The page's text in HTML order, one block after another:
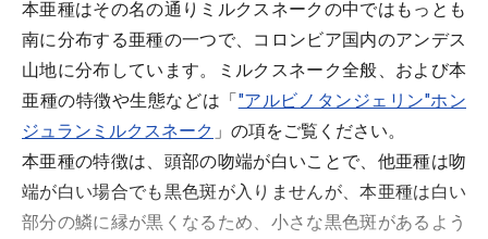
本亜種はその名の通りミルクスネークの中ではもっとも
南に分布する亜種の一つで、コロンビア国内のアンデス
山地に分布しています。ミルクスネーク全般、および本
亜種の特徴や生態などは「"アルビノタンジェリン"ホン
ジュランミルクスネーク 」の項をご覧ください。
本亜種の特徴は、頭部の吻端が白いことで、他亜種は吻
端が白い場合でも黒色斑が入りませんが、本亜種は白い
部分の鱗に縁が黒くなるため、小さな黒色斑があるよう